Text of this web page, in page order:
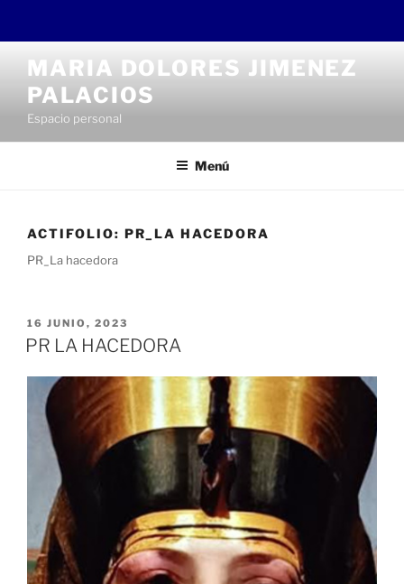
contenido
MARIA DOLORES JIMENEZ
PALACIOS
Espacio personal
Menú
ACTIFOLIO: PR_LA HACEDORA
PR_La hacedora
PUBLICADO
EL
16 JUNIO, 2023
PR LA HACEDORA